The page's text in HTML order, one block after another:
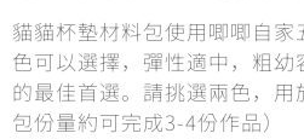
貓貓杯墊材料包使用唧唧自
色可以選擇，彈性適中，粗
的最佳首選。請挑選兩色，
包份量約可完成3-4份作品）